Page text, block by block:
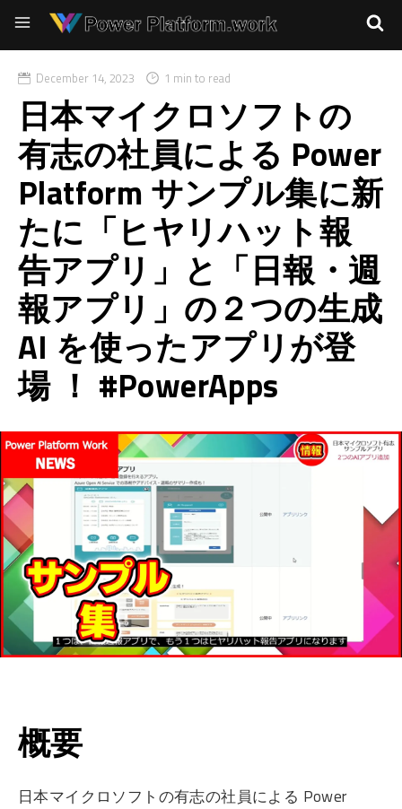
December 14, 2023 1 min to read
日本マイクロソフトの
有志の社員による Power
Platform サンプル集に新
たに「ヒヤリハット報
告アプリ」と「日報・週
報アプリ」の２つの生成
AI を使ったアプリが登
場 ！ #PowerApps
概要
日本マイクロソフトの有志の社員による Power